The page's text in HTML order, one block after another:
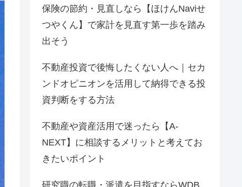
保険の節約・見直しなら【ほけんNaviせ
つやくん】で家計を見直す第一歩を踏み
出そう
不動産投資で後悔したくない人へ｜セカ
ンドオピニオンを活用して納得できる投
資判断をする方法
不動産や資産活用で迷ったら【A-
NEXT】に相談するメリットと考えてお
きたいポイント